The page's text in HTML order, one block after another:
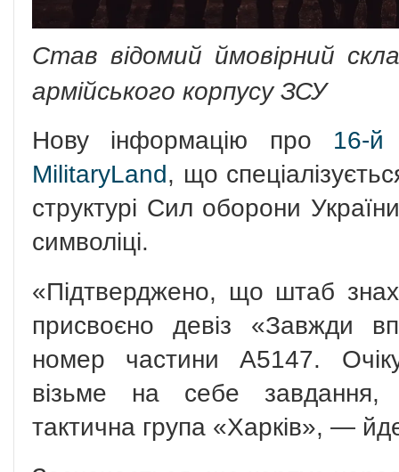
Став відомий ймовірний
армійського корпусу ЗСУ
Нову інформацію про 16-й
MilitaryLand, що
структурі Сил оборони України
символіці.
«Підтверджено, що штаб
присвоєно девіз «Завжди
номер частини A5147.
візьме на себе завдання,
тактична група «Харків», —